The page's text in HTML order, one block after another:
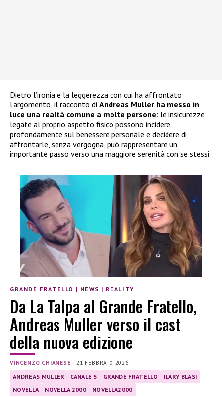
Dietro l’ironia e la leggerezza con cui ha affrontato
l’argomento, il racconto di Andreas Muller ha messo in
luce una realtà comune a molte persone: le insicurezze
legate al proprio aspetto fisico possono incidere
profondamente sul benessere personale e decidere di
affrontarle, senza vergogna, può rappresentare un
importante passo verso una maggiore serenità con se stessi.
GRANDE FRATELLO | NEWS | REALITY
Da La Talpa al Grande Fratello,
Andreas Muller verso il cast
della nuova edizione
VINCENZO CHIANESE | 21 FEBBRAIO 2026
ANDREAS MULLER CANALE 5 GRANDE FRATELLO
ILARY BLASI
NOVELLA
NOVELLA 2000 NOVELLA2000